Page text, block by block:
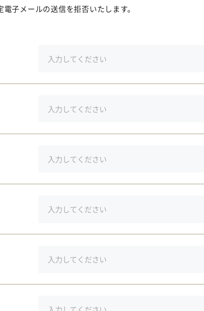
電子メールの送信を拒否いたします。